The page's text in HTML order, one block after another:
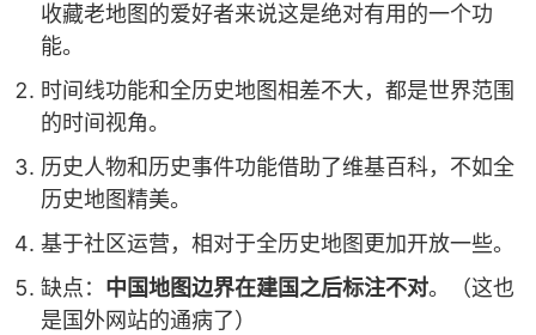
收藏老地图的爱好者来说这是绝对有用的一个功
能。
时间线功能和全历史地图相差不大，都是世界范围
的时间视角。
历史人物和历史事件功能借助了维基百科，不如全
历史地图精美。
基于社区运营，相对于全历史地图更加开放一些。
缺点： 中国地图边界在建国之后标注不对。（这也
是国外网站的通病了）